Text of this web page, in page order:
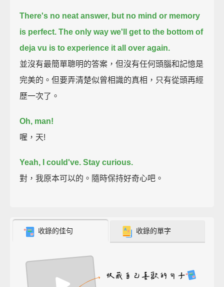
There's no neat answer, but no mind or memory
is perfect. The only way we'll get to the bottom of
deja vu is to experience it all over again.
並沒有最簡單聰明的答案，但沒有任何頭腦和記憶是
完美的。但要弄清楚似曾相識的真相，只有從頭再經
歷一次了。
Oh, man!
喔，天!
Yeah, I could've. Stay curious.
對，我原本可以的。隨時保持好奇心吧。
收錄的佳句 收錄的單字